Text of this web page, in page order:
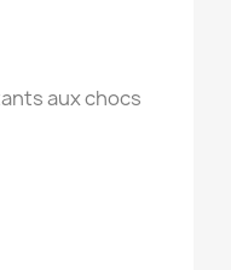
aux chocs